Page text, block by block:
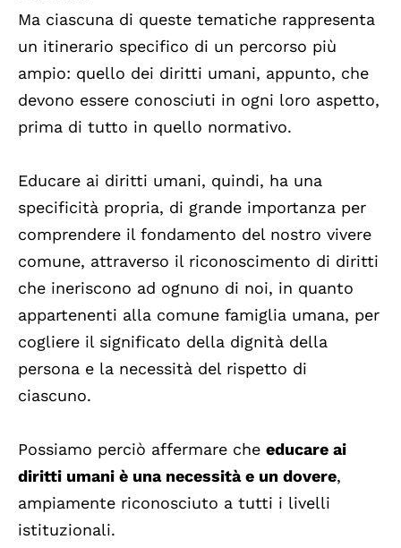
Ma ciascuna di queste tematiche rappresenta
un itinerario specifico di un percorso più
ampio: quello dei diritti umani, appunto, che
devono essere conosciuti in ogni loro aspetto,
prima di tutto in quello normativo.
Educare ai diritti umani, quindi, ha una
specificità propria, di grande importanza per
comprendere il fondamento del nostro vivere
comune, attraverso il riconoscimento di diritti
che ineriscono ad ognuno di noi, in quanto
appartenenti alla comune famiglia umana, per
cogliere il significato della dignità della
persona e la necessità del rispetto di
ciascuno.
Possiamo perciò affermare che educare ai
diritti umani è una necessità e un dovere,
ampiamente riconosciuto a tutti i livelli
istituzionali.